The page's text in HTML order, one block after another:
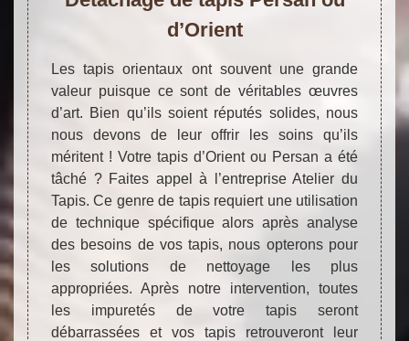
d’Orient
Les tapis orientaux ont souvent une grande
valeur puisque ce sont de véritables œuvres
d’art. Bien qu’ils soient réputés solides, nous
nous devons de leur offrir les soins qu’ils
méritent ! Votre tapis d’Orient ou Persan a été
tâché ? Faites appel à l’entreprise Atelier du
Tapis. Ce genre de tapis requiert une utilisation
de technique spécifique alors après analyse
des besoins de vos tapis, nous opterons pour
les solutions de nettoyage les plus
appropriées. Après notre intervention, toutes
les impuretés de votre tapis seront
débarrassées et vos tapis retrouveront leur